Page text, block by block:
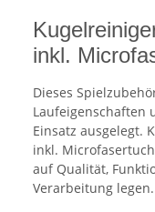
inkl.
Dieses
Laufeigenschaften
Einsatz ausgelegt.
inkl.
auf Qualität,
Verarbeitung legen.